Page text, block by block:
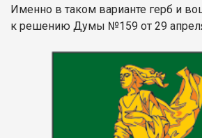
Именно в таком варианте герб и
к решению Думы №159 от 29